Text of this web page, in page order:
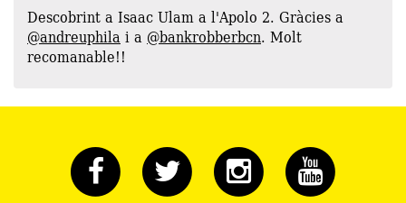
Descobrint a Isaac Ulam a l'Apolo 2. Gràcies a
@andreuphilai a @bankrobberbcn. Molt
recomanable!!